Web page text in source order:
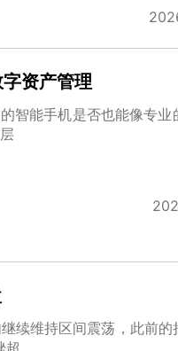
资产管理
智能手机是否也能像专业
续维持区间震荡，此前的
超